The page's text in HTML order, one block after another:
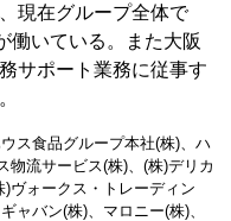
現在グループ全体で
働いている。また大阪
サポート業務に従事す
ス食品グループ本社(株)、ハ
物流サービス(株)、(株)デリカ
ヴォークス・トレーディン
ャバン(株)、マロニー(株)、